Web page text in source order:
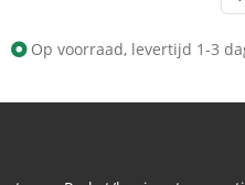
Op voorraad, levertijd 1-3